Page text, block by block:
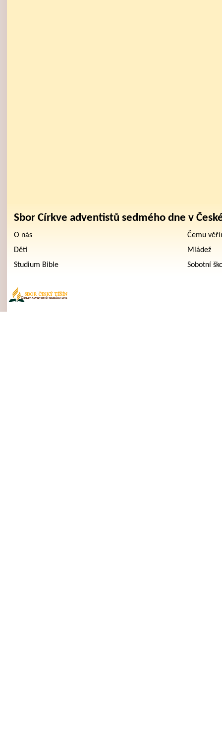
Sbor Církve adventistů sedmého dne v
O nás
Čemu
Děti
Mládež
Studium Bible
Sobotní